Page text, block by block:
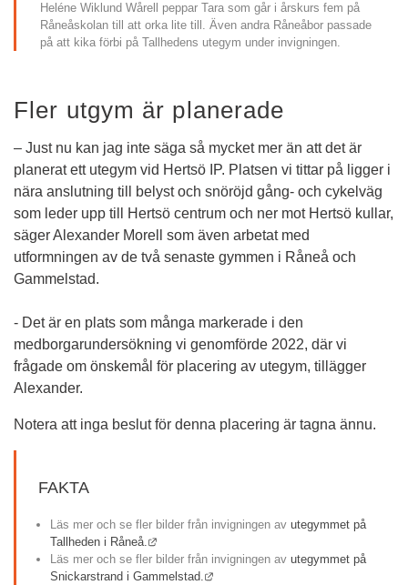
Heléne Wiklund Wårell peppar Tara som går i årskurs fem på
Råneåskolan till att orka lite till. Även andra Råneåbor passade
på att kika förbi på Tallhedens utegym under invigningen.
Fler utgym är planerade
– Just nu kan jag inte säga så mycket mer än att det är
planerat ett utegym vid Hertsö IP. Platsen vi tittar på ligger i
nära anslutning till belyst och snöröjd gång- och cykelväg
som leder upp till Hertsö centrum och ner mot Hertsö kullar,
säger Alexander Morell som även arbetat med
utformningen av de två senaste gymmen i Råneå och
Gammelstad.
- Det är en plats som många markerade i den
medborgarundersökning vi genomförde 2022, där vi
frågade om önskemål för placering av utegym, tillägger
Alexander.
Notera att inga beslut för denna placering är tagna ännu.
FAKTA
Läs mer och se fler bilder från invigningen av utegymmet på
Tallheden i Råneå.
Länk till annan webbplats.
Läs mer och se fler bilder från invigningen av utegymmet på
Snickarstrand i Gammelstad.
Länk till annan webbplats.